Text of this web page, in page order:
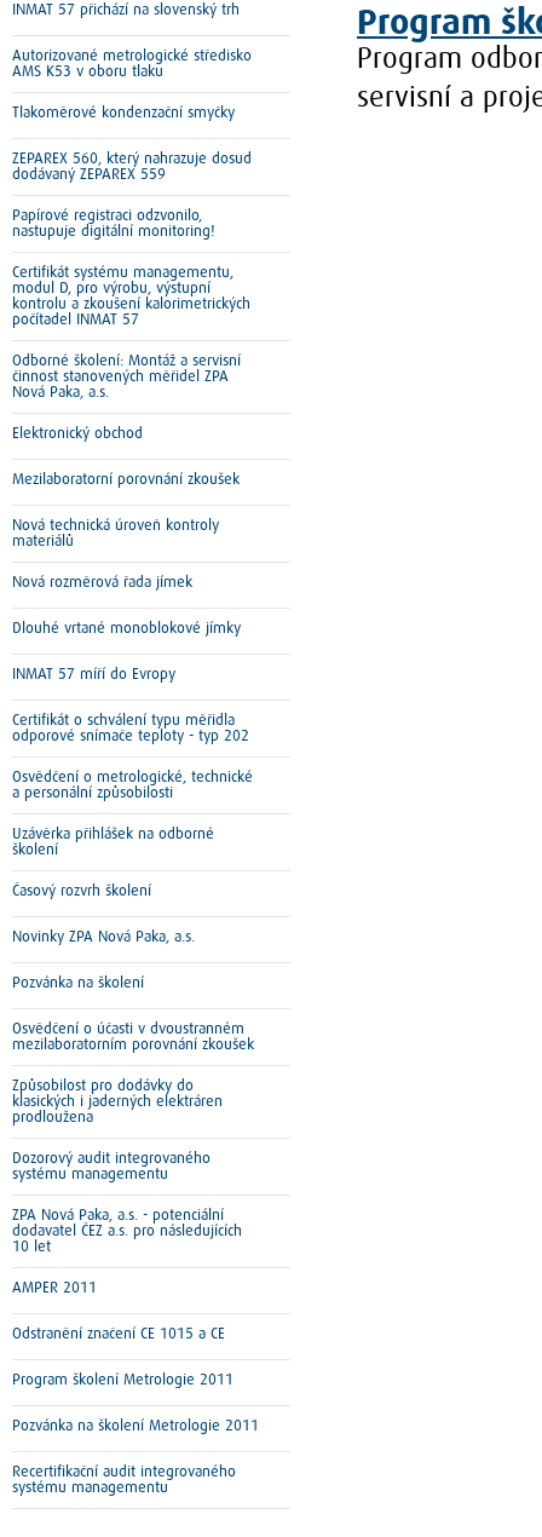
Program
Program
servisní a
INMAT 57 přichází na slovenský trh
Autorizované metrologické středisko
AMS K53 v oboru tlaku
Tlakoměrové kondenzační smyčky
ZEPAREX 560, který nahrazuje dosud
dodávaný ZEPAREX 559
Papírové registraci odzvonilo,
nastupuje digitální monitoring!
Certifikát systému managementu,
modul D, pro výrobu, výstupní
kontrolu a zkoušení kalorimetrických
počítadel INMAT 57
Odborné školení: Montáž a servisní
činnost stanovených měřidel ZPA
Nová Paka, a.s.
Elektronický obchod
Mezilaboratorní porovnání zkoušek
Nová technická úroveň kontroly
materiálů
Nová rozměrová řada jímek
Dlouhé vrtané monoblokové jímky
INMAT 57 míří do Evropy
Certifikát o schválení typu měřidla
odporové snímače teploty - typ 202
Osvědčení o metrologické, technické
a personální způsobilosti
Uzávěrka přihlášek na odborné
školení
Časový rozvrh školení
Novinky ZPA Nová Paka, a.s.
Pozvánka na školení
Osvědčení o účasti v dvoustranném
mezilaboratorním porovnání zkoušek
Způsobilost pro dodávky do
klasických i jaderných elektráren
prodloužena
Dozorový audit integrovaného
systému managementu
ZPA Nová Paka, a.s. - potenciální
dodavatel ČEZ a.s. pro následujících
10 let
AMPER 2011
Odstranění značení CE 1015 a CE
Program školení Metrologie 2011
Pozvánka na školení Metrologie 2011
Recertifikační audit integrovaného
systému managementu